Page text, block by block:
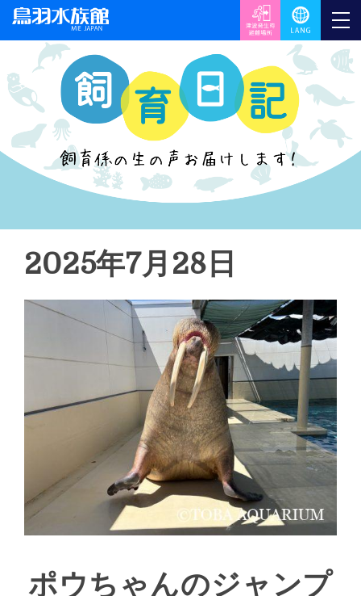
2025年7月28日
ポウちゃんのジャンプ